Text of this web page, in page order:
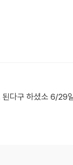
다구 하셨소 6/29